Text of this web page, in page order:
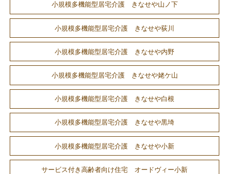
小規模多機能型居宅介護 きなせや山ノ下
小規模多機能型居宅介護 きなせや荻川
小規模多機能型居宅介護 きなせや内野
小規模多機能型居宅介護 きなせや姥ケ山
小規模多機能型居宅介護 きなせや白根
小規模多機能型居宅介護 きなせや黒埼
小規模多機能型居宅介護 きなせや小新
サービス付き高齢者向け住宅 オードヴィー小新